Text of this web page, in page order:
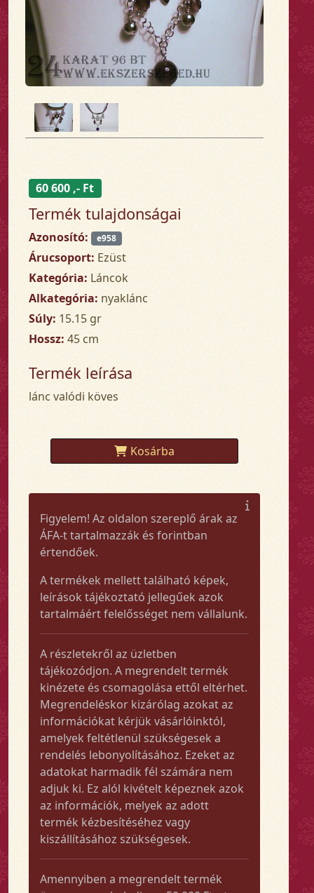
60 600 ,- Ft
Termék tulajdonságai
Azonosító: e958
Árucsoport: Ezüst
Kategória: Láncok
Alkategória: nyaklánc
Súly: 15.15 gr
Hossz: 45 cm
Termék leírása
lánc valódi köves
Kosárba
Figyelem! Az oldalon szereplő árak az
ÁFA-t tartalmazzák és forintban
értendőek.
A termékek mellett található képek,
leírások tájékoztató jellegűek azok
tartalmáért felelősséget nem vállalunk.
A részletekről az üzletben
tájékozódjon. A megrendelt termék
kinézete és csomagolása ettől eltérhet.
Megrendeléskor kizárólag azokat az
információkat kérjük vásárlóinktól,
amelyek feltétlenül szükségesek a
rendelés lebonyolításához. Ezeket az
adatokat harmadik fél számára nem
adjuk ki. Ez alól kivételt képeznek azok
az információk, melyek az adott
termék kézbesítéséhez vagy
kiszállításához szükségesek.
Amennyiben a megrendelt termék